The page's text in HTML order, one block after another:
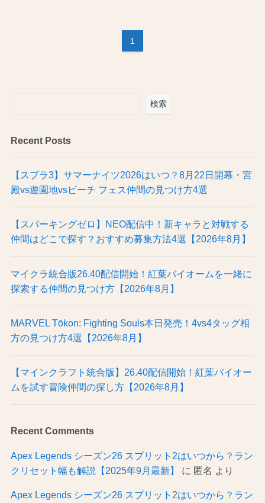
1
検索
Recent Posts
【スプラ3】サマーナイツ2026はいつ？8月22日開幕・宮
殿vs遊園地vsビーチ フェス仲間の見つけ方4選
【スパーキングゼロ】NEO配信中！新キャラと対戦する
仲間はどこで探す？おすすめ募集方法4選【2026年8月】
マイクラ統合版26.40配信開始！紅葉バイオームを一緒に
探索する仲間の見つけ方【2026年8月】
MARVEL Tōkon: Fighting Souls本日発売！4vs4タッグ相
方の見つけ方4選【2026年8月】
【マインクラフト統合版】26.40配信開始！紅葉バイオー
ムを試す冒険仲間の探し方【2026年8月】
Recent Comments
Apex Legends シーズン26 スプリット2はいつから？ラン
クリセット幅も解説【2025年9月最新】
に 匿名 より
Apex Legends シーズン26 スプリット2はいつから？ラン